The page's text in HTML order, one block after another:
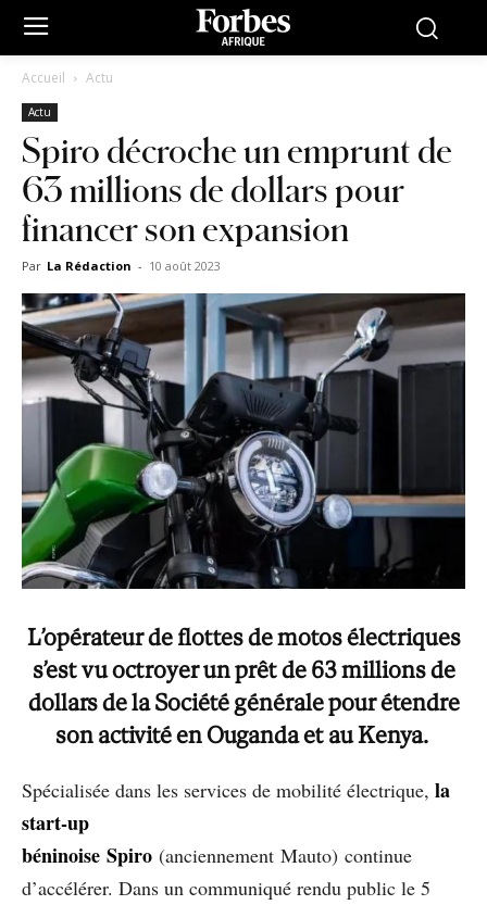
Accueil Actu
Actu
Spiro décroche un emprunt de
63 millions de dollars pour
financer son expansion
Par La Rédaction - 10 août 2023
L’opérateur de flottes de motos électriques
s’est vu octroyer un prêt de 63 millions de
dollars de la Société générale pour étendre
son activité en Ouganda et au Kenya.
Spécialisée dans les services de mobilité électrique, la
start-up
béninoise Spiro (anciennement Mauto) continue
d’accélérer. Dans un communiqué rendu public le 5